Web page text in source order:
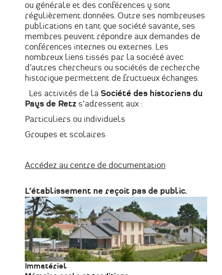
ou générale et des conférences y sont
régulièrement données. Outre ses nombreuses
publications en tant que société savante, ses
membres peuvent répondre aux demandes de
conférences internes ou externes. Les
nombreux liens tissés par la société avec
d’autres chercheurs ou sociétés de recherche
historique permettent de fructueux échanges.
Les activités de la Société des historiens du
Pays de Retz s'adressent aux :
Particuliers ou individuels
Groupes et scolaires
Accédez au centre de documentation
L’établissement ne reçoit pas de public.
Immatériel